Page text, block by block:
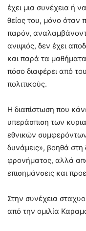
έχει μια συνέχεια ή
θείος του, μόνο όταν
παρόν,
ανιψιός, δεν έχει
και παρά τα μαθήματα
πόσο διαφέρει από
πολιτικούς.
Η διαπίστωση που
υπεράσπιση των
εθνικών συμφερόντων
δυνάμεις», βοηθά
φρονήματος, αλλά
επισημάνσεις και
Στην συνέχεια
από την ομιλία